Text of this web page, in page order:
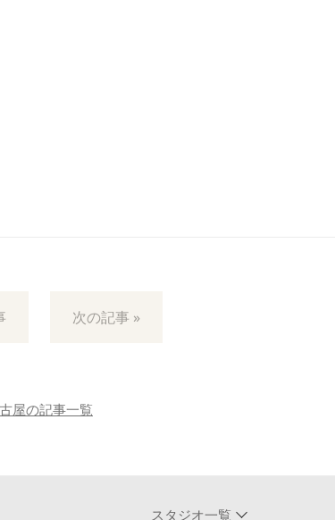
次の記事 »
屋の記事一覧
スタジオ一覧